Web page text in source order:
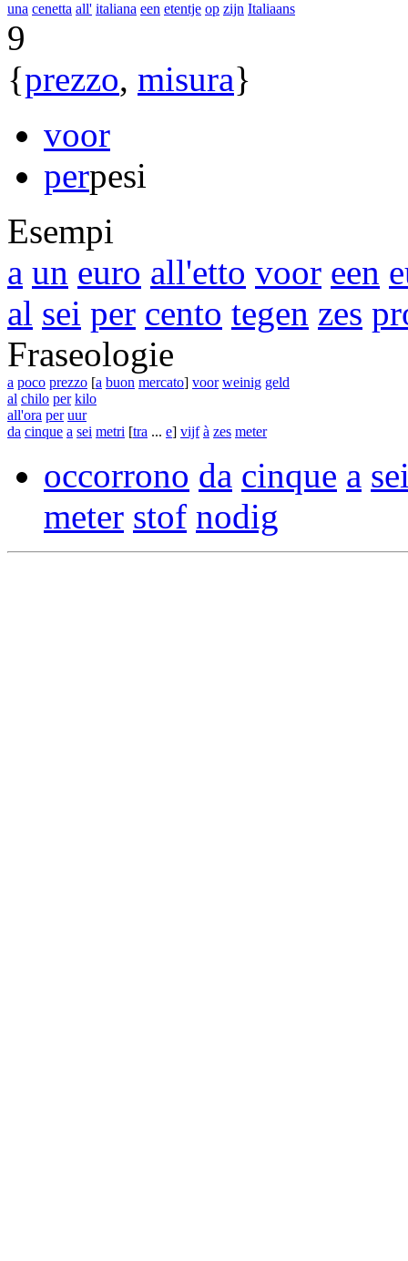
una cenetta all' italiana een etentje op zijn Italiaans
9
{prezzo, misura}
voor
perpesi
Esempi
a un euro all'etto voor een
al sei per cento tegen zes
Fraseologie
a poco prezzo [a buon mercato] voor weinig geld
al chilo per kilo
all'ora per uur
da cinque a sei metri [tra ... e] vijf à zes meter
occorrono da cinque a
meter stof nodig